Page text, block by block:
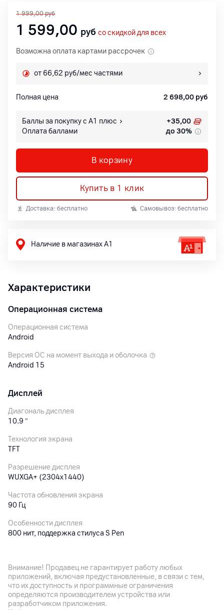
1 999,00 руб
1 599,00 руб со скидкой для всех
Возможна оплата картами рассрочек
от 66,62 руб/мес частями
Полная цена 2 698,00 руб
Баллы за покупку с А1 плюс +35,00
Оплата баллами
до 30%
В корзину
Купить в 1 клик
Доставка: бесплатно Самовывоз: бесплатно
Наличие в магазинах А1
Характеристики
Операционная система
Операционная система
Android
Версия ОС на момент выхода и оболочка
Android 15
Дисплей
Диагональ дисплея
10.9 ″
Технология экрана
TFT
Разрешение дисплея
WUXGA+ (2304x1440)
Частота обновления экрана
90 Гц
Особенности дисплея
800 нит, поддержка стилуса S Pen
Основная камера
Разрешение камеры
Внимание! Продавец не гарантирует работу любых
приложений, включая предустановленные, в связи с тем,
что их доступность и программные ограничения
определяются производителем устройства или
разработчиком приложения.